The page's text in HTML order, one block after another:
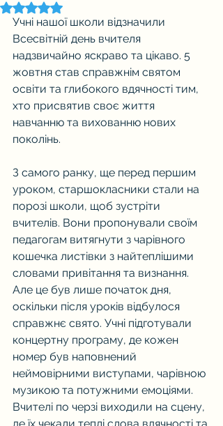
Оцінка: NaN з 5 зірок.
Учні нашої школи відзначили
Всесвітній день вчителя
надзвичайно яскраво та цікаво. 5
жовтня став справжнім святом
освіти та глибокого вдячності тим,
хто присвятив своє життя
навчанню та вихованню нових
поколінь.
З самого ранку, ще перед першим
уроком, старшокласники стали на
порозі школи, щоб зустріти
вчителів. Вони пропонували своїм
педагогам витягнути з чарівного
кошечка листівки з найтеплішими
словами привітання та визнання.
Але це був лише початок дня,
оскільки після уроків відбулося
справжнє свято. Учні підготували
концертну програму, де кожен
номер був наповнений
неймовірними виступами, чарівною
музикою та потужними емоціями.
Вчителі по черзі виходили на сцену,